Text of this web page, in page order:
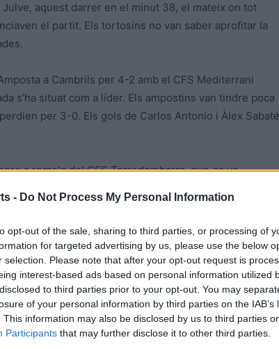
- Do Not Process My Personal Information
opt-out of the sale, sharing to third parties, or processing of
for targeted advertising by us, please use the below
selection. Please note that after your opt-out request is
interest-based ads based on personal information utilized
to third parties prior to your opt-out. You may
of your personal information by third parties on the IAB’s
This information may also be disclosed by us to third parties
Participants that may further disclose it to other third parties.
aquest darrer en el minut 38, el mateix on tot
el partit. Els tortosins no van saber aprofitar la
a Cambrils per 4-2 amb el CFS Mediterrani
s’ha situat com a líder. Els ampostins van tindre poca
per 3-0. Els gols de Carlos Antonio i Àlex Sabaté
a remolc del CFS Torredembarra, que es va
dominaven per 0-3. Els dos gols de Jordi Garcia van
va continuar més efectiu fins a aconseguir
gols locals, que no van ser suficients per poder
amb un partit guanyat i un altre de perdut.
a les 16:30 al CFS Nutradrinks Inter Els Pallaresos, i a
Novadmin Futsal Lleida B. El diumenge a les 12:00
l’Enfaf Crèdit Andorra.